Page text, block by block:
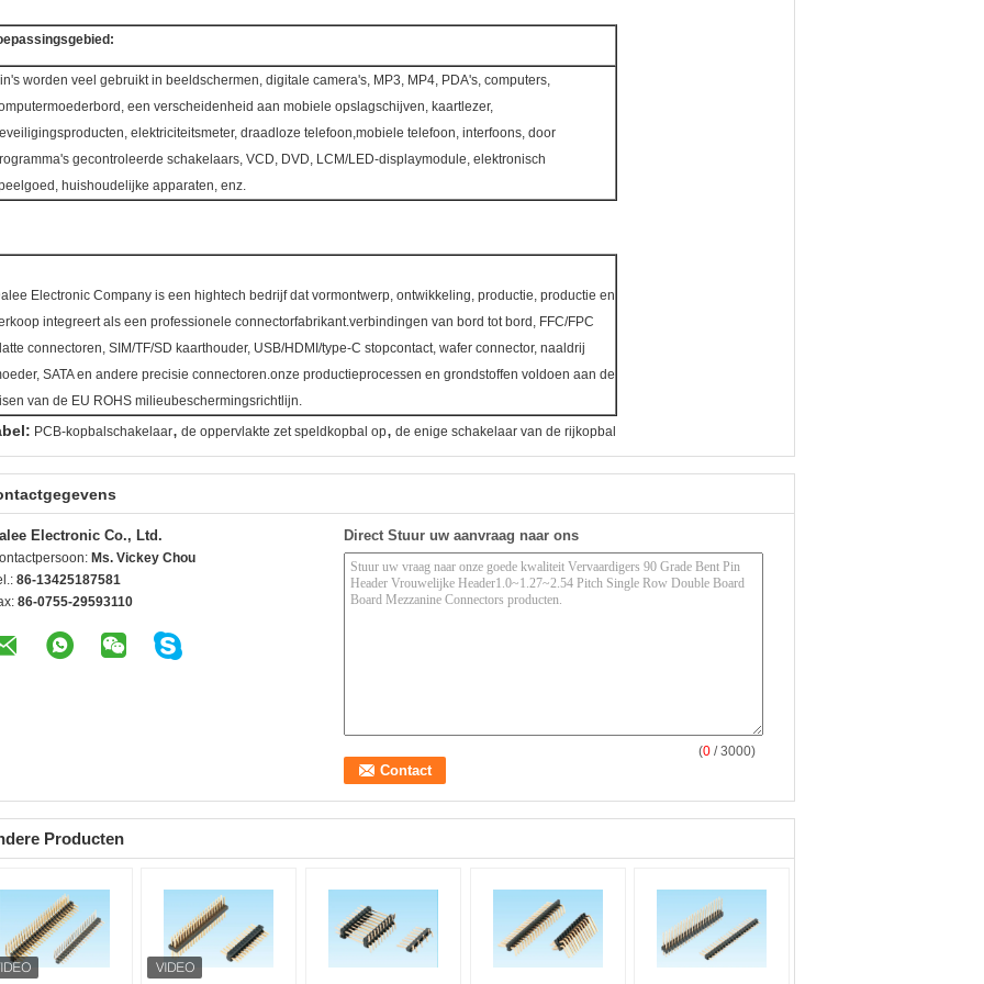
worden veel gebruikt in beeldschermen, digitale camera's, MP3, MP4, PDA's, computers,
een verscheidenheid aan mobiele opslagschijven, kaartlezer,
elektriciteitsmeter, draadloze telefoon,mobiele telefoon, interfoons, door
gecontroleerde schakelaars, VCD, DVD, LCM/LED-displaymodule, elektronisch
huishoudelijke apparaten, enz.
Electronic Company is een hightech bedrijf dat vormontwerp, ontwikkeling, productie, productie en
integreert als een professionele connectorfabrikant.verbindingen van bord tot bord, FFC/FPC
connectoren, SIM/TF/SD kaarthouder, USB/HDMI/type-C stopcontact, wafer connector, naaldrij
SATA en andere precisie connectoren.onze productieprocessen en grondstoffen voldoen aan de
van de EU ROHS milieubeschermingsrichtlijn.
PCB-kopbalschakelaar, de oppervlakte zet speldkopbal op, de enige schakelaar van de rijkopbal
Electronic Co., Ltd.
Ms. Vickey Chou
86-13425187581
86-0755-29593110
Direct Stuur uw aanvraag naar ons
(0 / 3000)
Producten